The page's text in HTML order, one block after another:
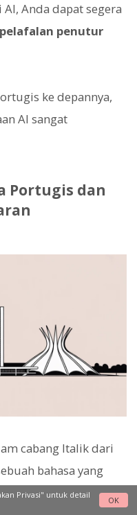
Anda dapat segera
penutur
ke depannya,
AI sangat
Portugis dan
cabang Italik dari
bahasa yang
Privasi" untuk detail
OK